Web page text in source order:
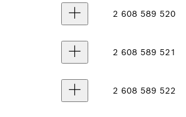
2 608 589 520
2 608 589 521
2 608 589 522